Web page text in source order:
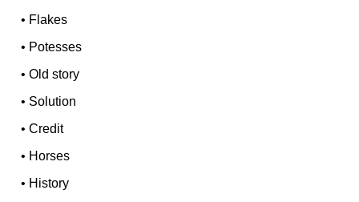
• Flakes
• Potesses
•Old story
• Solution
•Credit
• Horses
• History